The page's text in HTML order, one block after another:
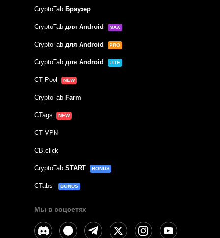
CryptoTab Браузер
CryptoTab для Android MAX
CryptoTab для Android PRO
CryptoTab для Android LITE
CT Pool NEW
CryptoTab Farm
CTags NEW
CT VPN
CB.click
CryptoTab START BONUS
CTabs BONUS
Мы в соцсетях